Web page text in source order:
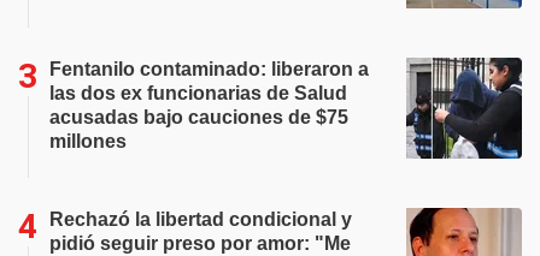
Fentanilo contaminado: liberaron a
las dos ex funcionarias de Salud
acusadas bajo cauciones de $75
millones
Rechazó la libertad condicional y
pidió seguir preso por amor: "Me